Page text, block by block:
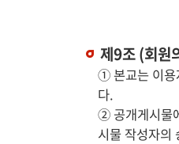
제9조 (회원
① 본교는 이용
다.
② 공개게시물
시물 작성자의